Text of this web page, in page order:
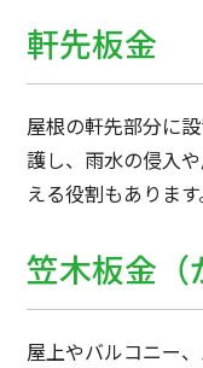
軒先板金
屋根の軒先部分に
護し、雨水の侵入
える役割もあります
笠木板金（
屋上やバルコニー